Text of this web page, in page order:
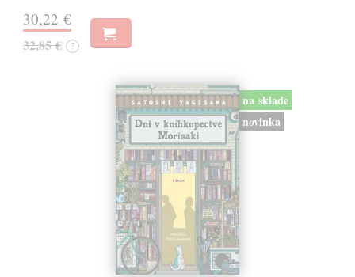
30,22 €
32,85 € ?
na sklade
novinka